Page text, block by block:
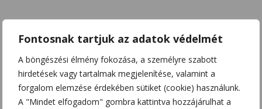
Fontosnak tartjuk az adatok védelmét
A böngészési élmény fokozása, a személyre szabott
hirdetések vagy tartalmak megjelenítése, valamint a
forgalom elemzése érdekében sütiket (cookie) használunk.
A "Mindet elfogadom" gombra kattintva hozzájárulhat a